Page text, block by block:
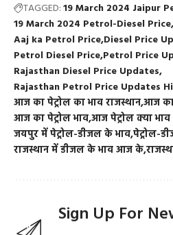
TAGGED:19 March 2024 Jaipur
19 March 2024 Petrol-Diesel Price
Aaj ka Petrol Price Diesel Price
Petrol Diesel Price Petrol Price
Rajasthan Diesel Price Updates
Rajasthan Petrol Price Updates
आज का पेट्रोल का भाव राजस्थानआज का
आज का पेट्रोल भावआज पेट्रोल क्या
जयपुर में पेट्रोल-डीजल के भावपेट्रोल-
राजस्थान में डीजल के भाव आज के
Sign Up For